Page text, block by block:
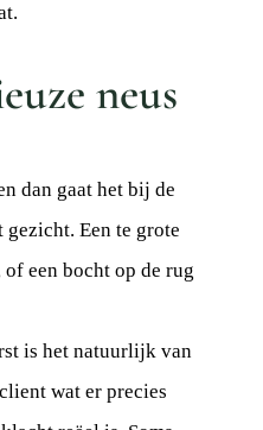
neus
dan gaat het bij de
gezicht. Een te grote
een bocht op de rug
is het natuurlijk van
wat er precies